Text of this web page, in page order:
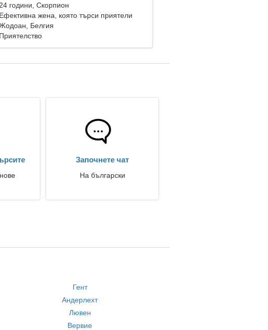
24 години, Скорпион
Ефективна жена, която търси приятели
Белгия
Приятелство
Започнете чат
На български
Гент
Андерлехт
Лювен
Вервие